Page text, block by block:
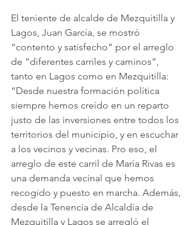
El teniente de alcalde de Mezquitilla y
Lagos, Juan García, se mostró
“contento y satisfecho” por el arreglo
de “diferentes carriles y caminos”,
tanto en Lagos como en Mezquitilla:
“Desde nuestra formación política
siempre hemos creído en un reparto
justo de las inversiones entre todos los
territorios del municipio, y en escuchar
a los vecinos y vecinas. Pro eso, el
arreglo de este carril de María Rivas es
una demanda vecinal que hemos
recogido y puesto en marcha. Además,
desde la Tenencia de Alcaldía de
Mezquitilla y Lagos se arregló el